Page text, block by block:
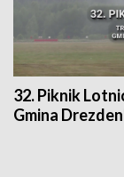
32. Piknik
Gmina